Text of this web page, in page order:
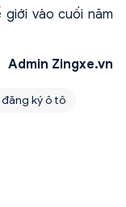
vào cuối năm
Admin Zingxe.vn
ký ô tô